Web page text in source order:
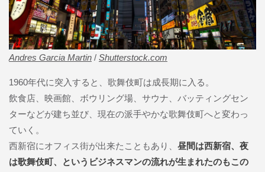
Andres Garcia Martin / Shutterstock.com
1960年代に突入すると、歌舞伎町は成長期に入る。
飲食店、映画館、ボウリング場、サウナ、バッティングセン
ターなどが建ち並び、現在の派手やかな歌舞伎町へと変わっ
ていく。
西新宿にオフィス街が出来たこともあり、 昼間は西新宿、夜
は歌舞伎町、というビジネスマンの流れが生まれたのもこの